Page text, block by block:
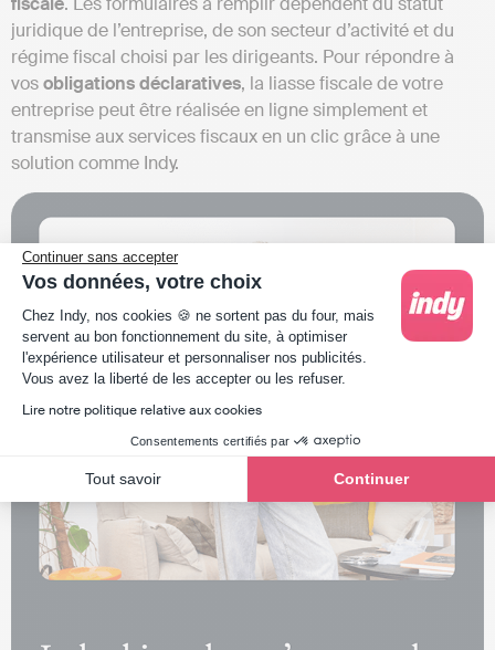
Continuer sans accepter
Vos données, votre choix
Plateforme de Gestion du Consentement :
Chez Indy, nos cookies 🍪 ne sortent pas du four, mais
servent au bon fonctionnement du site, à optimiser
l'expérience utilisateur et personnaliser nos publicités.
Vous avez la liberté de les accepter ou les refuser.
Lire notre politique relative aux cookies
Consentements certifiés par
Tout savoir Continuer
Axeptio consent
juridique de l’entreprise, de son secteur d’activité et du
régime fiscal choisi par les dirigeants. Pour répondre à
vosobligations déclaratives, la liasse fiscale de votre
entreprise peut être réalisée en ligne simplement et
transmise aux services fiscaux en un clic grâce à une
solution comme Indy.